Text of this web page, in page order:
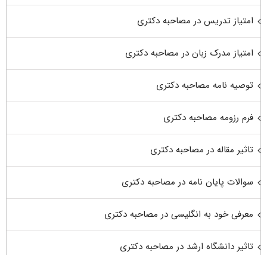
امتیاز تدریس در مصاحبه دکتری
امتیاز مدرک زبان در مصاحبه دکتری
توصیه نامه مصاحبه دکتری
فرم رزومه مصاحبه دکتری
تاثیر مقاله در مصاحبه دکتری
سوالات پایان نامه در مصاحبه دکتری
معرفی خود به انگلیسی در مصاحبه دکتری
تاثیر دانشگاه ارشد در مصاحبه دکتری